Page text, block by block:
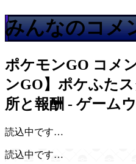
みんなのコメ
ポケモンGO コメ
ンGO】ポケふた
所と報酬 - ゲーム
読込中です…
読込中です…